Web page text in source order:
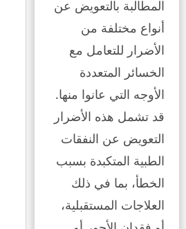
المطالبة بالتعويض عن
أنواع مختلفة من
الأضرار للتعامل مع
الخسائر المتعددة
الأوجه التي عانوا منها.
قد تشمل هذه الأضرار
التعويض عن النفقات
الطبية المتكبدة بسبب
الخطأ، بما في ذلك
العلاجات المستقبلية،